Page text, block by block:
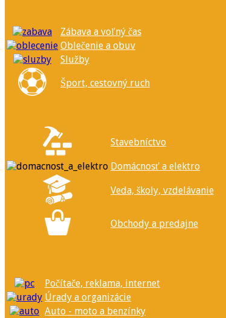
Zábava a voľný čas
Oblečenie a obuv
Služby
Šport, cestovný ruch
Stavebníctvo
Domácnosť a elektro
Veda, školy, vzdelávanie
Obchody a predajne
Počítače, reklama, internet
Úrady a organizácie
Auto - moto a benzínky